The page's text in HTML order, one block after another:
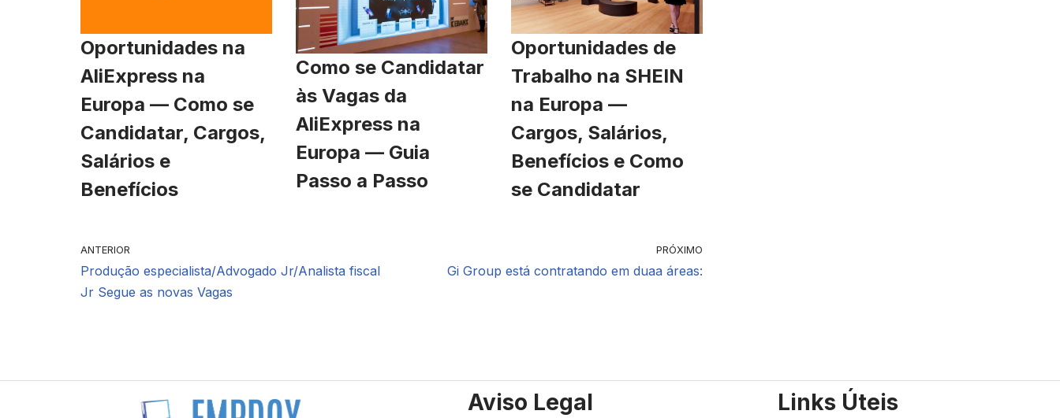
Oportunidades na
AliExpress na
Europa — Como se
Candidatar, Cargos,
Salários e
Benefícios
Como se Candidatar
às Vagas da
AliExpress na
Europa — Guia
Passo a Passo
Oportunidades de
Trabalho na SHEIN
na Europa —
Cargos, Salários,
Benefícios e Como
se Candidatar
ANTERIOR
Produção especialista/Advogado Jr/Analista fiscal
Jr Segue as novas Vagas
PRÓXIMO
Gi Group está contratando em duaa áreas:
Aviso Legal Links Úteis